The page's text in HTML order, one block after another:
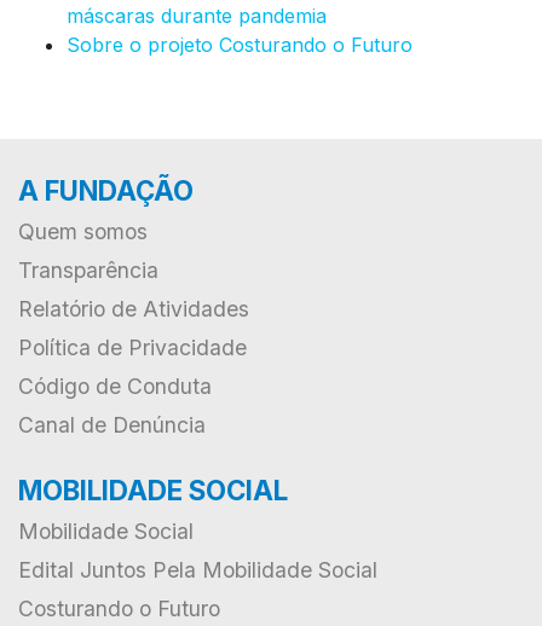
máscaras durante pandemia
Sobre o projeto Costurando o Futuro
A FUNDAÇÃO
Quem somos
Transparência
Relatório de Atividades
Política de Privacidade
Código de Conduta
Canal de Denúncia
MOBILIDADE SOCIAL
Mobilidade Social
Edital Juntos Pela Mobilidade Social
Costurando o Futuro